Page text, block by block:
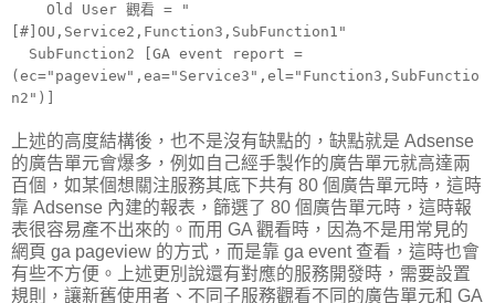
Old User 觀看 = "
[#]OU,Service2,Function3,SubFunction1"
SubFunction2 [GA event report =
(ec="pageview",ea="Service3",el="Function3,SubFunctio
n2")]
上述的高度結構後，也不是沒有缺點的，缺點就是 Adsense
的廣告單元會爆多，例如自己經手製作的廣告單元就高達兩
百個，如某個想關注服務其底下共有 80 個廣告單元時，這時
靠 Adsense 內建的報表，篩選了 80 個廣告單元時，這時報
表很容易產不出來的。而用 GA 觀看時，因為不是用常見的
網頁 ga pageview 的方式，而是靠 ga event 查看，這時也會
有些不方便。上述更別說還有對應的服務開發時，需要設置
規則，讓新舊使用者、不同子服務觀看不同的廣告單元和 GA